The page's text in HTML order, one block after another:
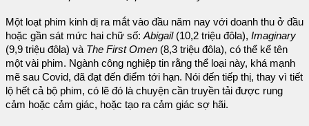
Một loạt phim kinh dị ra mắt vào đầu năm nay với doanh thu ở đầu
hoặc gần sát mức hai chữ số: Abigail(10,2 triệu đôla), Imaginary
(9,9 triệu đôla) và The First Omen (8,3 triệu đôla), có thể kể tên
một vài phim. Ngành công nghiệp tin rằng thể loại này, khá mạnh
mẽ sau Covid, đã đạt đến điểm tới hạn. Nói đến tiếp thị, thay vì tiết
lộ hết cả bộ phim, có lẽ đó là chuyện cần truyền tải được rung
cảm hoặc cảm giác, hoặc tạo ra cảm giác sợ hãi.